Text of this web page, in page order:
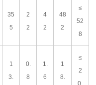
35
5
2
2
4
2
48
2
≤
52
8
1
3.
0.
8
1.
6
1
8.
≤
2
0.